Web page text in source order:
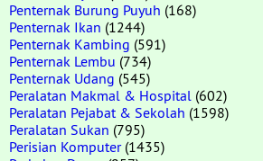
Penternak Burung Puyuh (168)
Penternak Ikan (1244)
Penternak Kambing (591)
Penternak Lembu (734)
Penternak Udang (545)
Peralatan Makmal & Hospital (602)
Peralatan Pejabat & Sekolah (1598)
Peralatan Sukan (795)
Perisian Komputer(1435)